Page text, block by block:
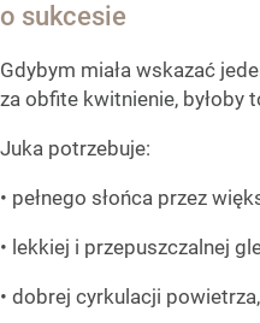
o sukcesie
Gdybym miała wskazać
za obfite kwitnienie, byłoby
Juka potrzebuje:
• pełnego słońca przez
• lekkiej i przepuszczalnej
• dobrej cyrkulacji powietrza,